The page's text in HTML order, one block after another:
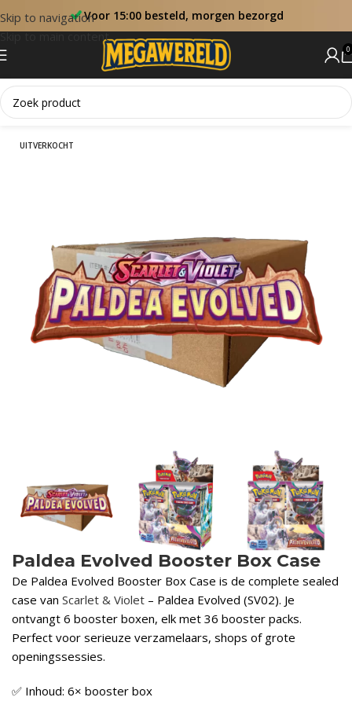
Skip to navigation
Skip to main content
Voor 15:00 besteld, morgen bezorgd
0
Home Booster Boxen
UITVERKOCHT
Paldea Evolved Booster Box Case
De Paldea Evolved Booster Box Case is de complete sealed
case van Scarlet & Violet – Paldea Evolved (SV02). Je
ontvangt 6 booster boxen, elk met 36 booster packs.
Perfect voor serieuze verzamelaars, shops of grote
openingssessies.
✅ Inhoud: 6× booster box